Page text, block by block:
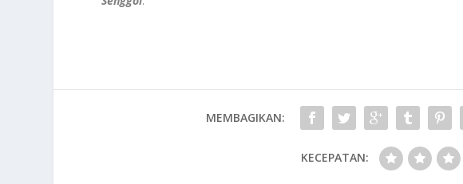
MEMBAGIKAN:
KECEPATAN: